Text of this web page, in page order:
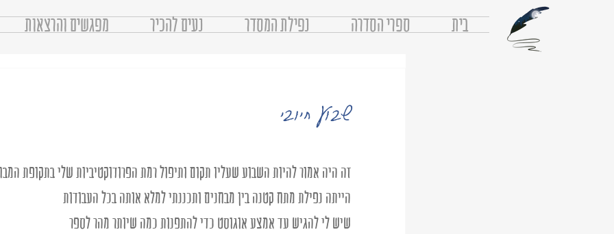
בית ספרי הסדרה נפילת המסדר נעים להכיר מפגשים והרצאות
שבוע חיובי
זה היה אמור להיות השבוע שעליו תקום ותיפול רמת הפרודוקטיביות שלי בתקופת
הייתה נפילת מתח קטנה בין מבחנים ותכננתי למלא אותה בכל העבודות
שיש לי להגיש עד אמצע אוגוסט כדי להתפנות כמה שיותר מהר לספר